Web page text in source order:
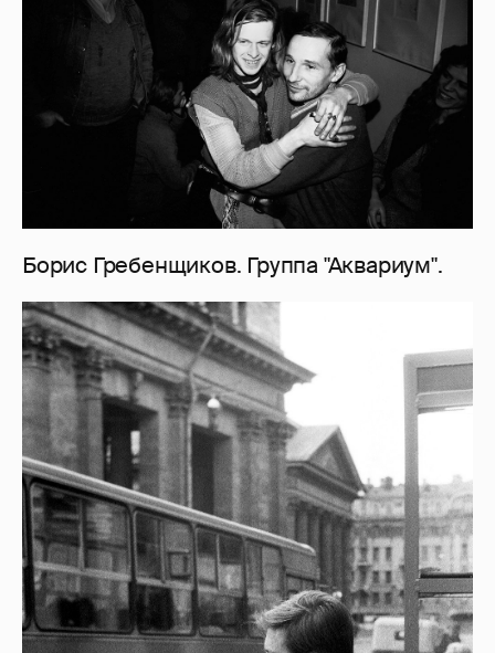
Борис Гребенщиков. Группа "Аквариум".